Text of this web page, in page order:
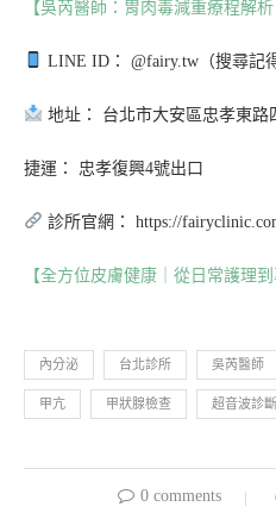
【吳芮醫師：胃肉毒減重療程解
LINE ID： @fairy.tw（搜尋記
地址： 台北市大安區忠孝東路
捷運： 忠孝復興4號出口
診所官網： https://
【全方位皮膚健康｜從日常護理
內分泌 台北診所 吳芮醫師
甲亢 甲狀腺檢查 超音波診斷
0 comments